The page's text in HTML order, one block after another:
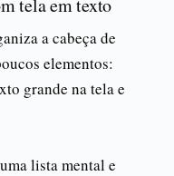
a cabeça de
elementos:
grande na tela e
lista mental e